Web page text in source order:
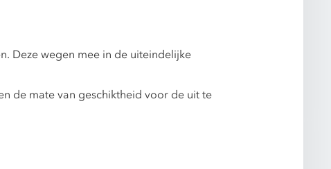
Deze wegen mee in de uiteindelijke
de mate van geschiktheid voor de uit te